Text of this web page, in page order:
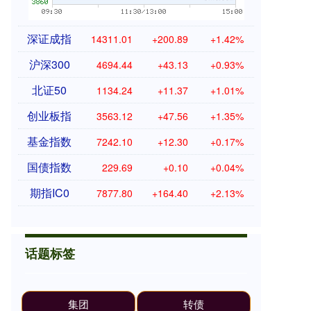
深证成指 14311.01 +200.89 +1.42%
沪深300 4694.44 +43.13 +0.93%
北证50 1134.24 +11.37 +1.01%
创业板指 3563.12 +47.56 +1.35%
基金指数 7242.10 +12.30 +0.17%
国债指数 229.69 +0.10 +0.04%
期指IC0 7877.80 +164.40 +2.13%
话题标签
集团 转债